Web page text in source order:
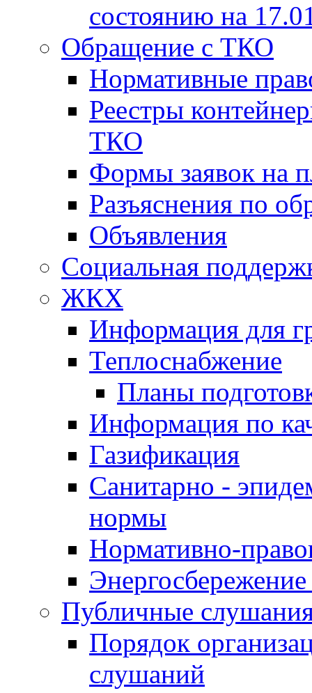
состоянию на
Обращение с ТКО
Нормативные
Реестры
ТКО
Формы заявок на
Разъяснения по
Объявления
Социальная
ЖКХ
Информация для
Теплоснабжение
Планы
Информация по
Газификация
Санитарно -
нормы
Нормативно-
Публичные
Порядок
слушаний